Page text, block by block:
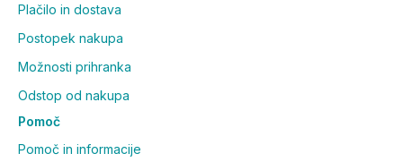
Plačilo in dostava
Postopek nakupa
Možnosti prihranka
Odstop od nakupa
Pomoč
Pomoč in informacije